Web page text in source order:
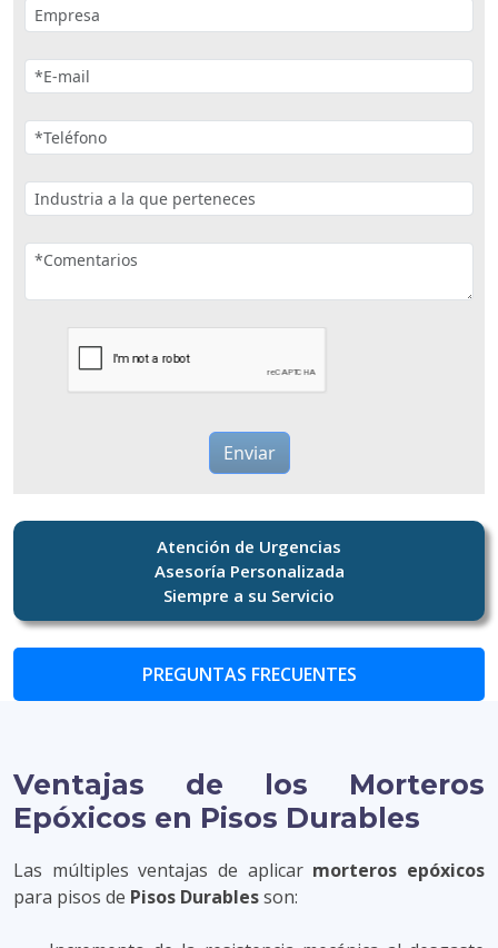
Atención de Urgencias
Asesoría Personalizada
Siempre a su Servicio
PREGUNTAS FRECUENTES
Ventajas de los Morteros
Epóxicos en Pisos Durables
Las múltiples ventajas de aplicar morteros epóxicos
para pisos de Pisos Durablesson: